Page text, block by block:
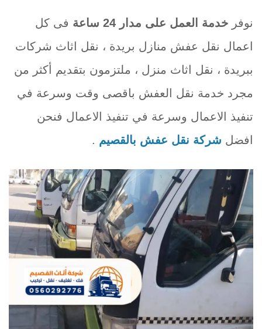
نوفر خدمة العمل على مدار 24 ساعة
فى كل
اعمال نقل عفش منازل بريدة ، نقل اثاث شركات
ببريدة ، نقل اثاث منزل ، ملتزمون بتقديم أكثر من
مجرد خدمة نقل العفش باقصى وقت وسرعة في
تنفيذ الاعمال وسرعة في تنفيذ الاعمال فنحن
افضل شركة نقل عفش بالقصيم .